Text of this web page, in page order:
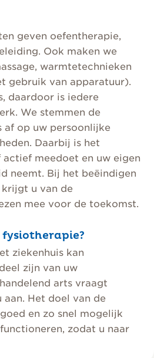
geven oefentherapie,
Ook maken we
warmtetechnieken
gebruik van apparatuur).
daardoor is iedere
We stemmen de
af op uw persoonlijke
Daarbij is het
meedoet en uw eigen
neemt. Bij het beëindigen
u van de
mee voor de toekomst.
ziekenhuis kan
zijn van uw
arts vraagt
Het doel van de
en zo snel mogelijk
zodat u naar